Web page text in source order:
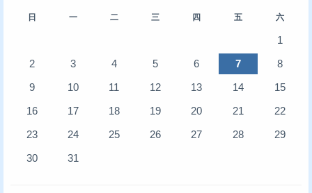
日 一 二 三 四 五 六
1
2
3 4 5 6 7
8
9
10 11 12 13 14
15
16
17 18 19 20 21
22
23
24 25 26 27 28
29
30
31